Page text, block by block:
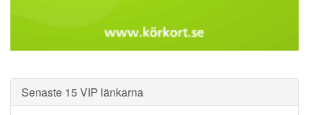
Senaste 15 VIP länkarna